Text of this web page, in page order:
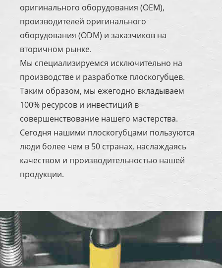
оригинального оборудования (OEM),
производителей оригинального
оборудования (ODM) и заказчиков на
вторичном рынке.
Мы специализируемся исключительно на
производстве и разработке плоскогубцев.
Таким образом, мы ежегодно вкладываем
100% ресурсов и инвестиций в
совершенствование нашего мастерства.
Сегодня нашими плоскогубцами пользуются
люди более чем в 50 странах, наслаждаясь
качеством и производительностью нашей
продукции.